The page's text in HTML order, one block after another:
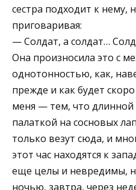
сестра подходит к нему,
приговаривая:
— Солдат, а солдат…
Она произносила это с
однотонностью, как,
прежде и как будет
меня — тем, что длинной
палаткой на сосновых
только везут сюда, и
этот час находятся к
еще целы и невредимы,
ночью, завтра, через